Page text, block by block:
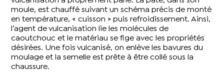
moule, est chauffé suivant un schéma précis de monté
en température, « cuisson » puis refroidissement. Ainsi,
l’agent de vulcanisation lie les molécules de
caoutchouc et le matériau se fige avec les propriétés
désirées. Une fois vulcanisé, on enlève les bavures du
moulage et la semelle est prête à être collé sous la
chaussure.